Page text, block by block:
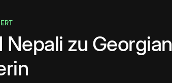
Nepali zu Georgian